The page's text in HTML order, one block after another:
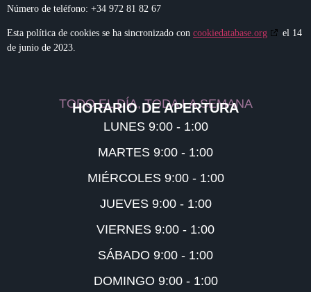
Número de teléfono: +34 972 81 82 67
Esta política de cookies se ha sincronizado con cookiedatabase.org
el 14
de junio de 2023.
TODO EL DÍA, TODA LA SEMANA
HORARIO DE APERTURA
LUNES 9:00 - 1:00
MARTES 9:00 - 1:00
MIÉRCOLES 9:00 - 1:00
JUEVES 9:00 - 1:00
VIERNES 9:00 - 1:00
SÁBADO 9:00 - 1:00
DOMINGO 9:00 - 1:00